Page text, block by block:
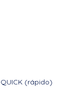
(rápido)